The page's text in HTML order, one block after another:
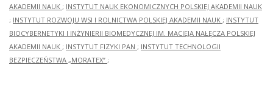
AKADEMII NAUK ; INSTYTUT NAUK EKONOMICZNYCH POLSKIEJ AKADEMII NAUK
; INSTYTUT ROZWOJU WSI I ROLNICTWA POLSKIEJ AKADEMII NAUK ; INSTYTUT
BIOCYBERNETYKI I INŻYNIERII BIOMEDYCZNEJ IM. MACIEJA NAŁĘCZA POLSKIEJ
AKADEMII NAUK ; INSTYTUT FIZYKI PAN ; INSTYTUT TECHNOLOGII
BEZPIECZEŃSTWA „MORATEX” ;